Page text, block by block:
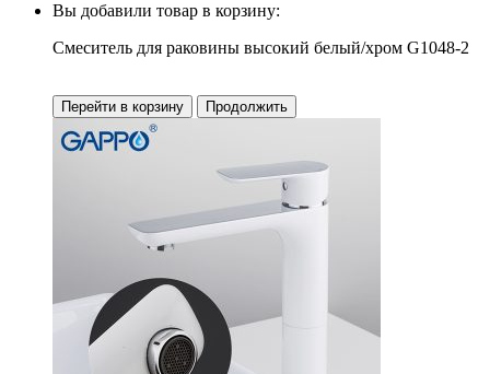
Вы добавили товар в корзину:
Смеситель для раковины высокий белый/хром G1048-2
Перейти в корзину Продолжить